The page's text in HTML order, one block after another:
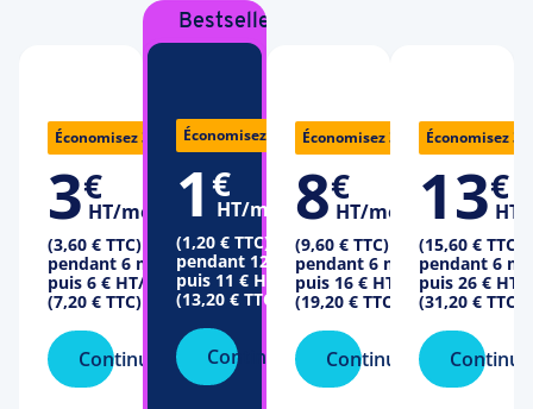
Économisez 36% 7 €
3€
HT/mois
(3,60 € TTC)
pendant 6 mois
puis 6 € HT/mois
(7,20 € TTC)
Continuer
Bestseller
Économisez 92% 12 €
1 €
HT/mois
(1,20 € TTC)
pendant 12 mois
puis 11 € HT/mois
(13,20 € TTC)
Continuer
Économisez 33% 18 €
8€
HT/mois
(9,60 € TTC)
pendant 6 mois
puis 16 € HT/mois
(19,20 € TTC)
Continuer
Économisez
13€
(15,60 € TTC)
pendant 6
puis 26 € HT/
(31,20 € TTC)